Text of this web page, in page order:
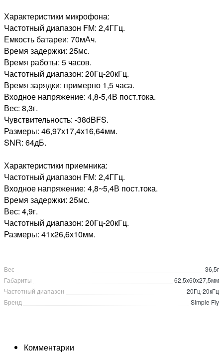
Характеристики микрофона:
Частотный диапазон FM: 2,4ГГц.
Емкость батареи: 70мАч.
Время задержки: 25мс.
Время работы: 5 часов.
Частотный диапазон: 20Гц-20кГц.
Время зарядки: примерно 1,5 часа.
Входное напряжение: 4,8-5,4В пост.тока.
Вес: 8,3г.
Чувствительность: -38dBFS.
Размеры: 46,97х17,4х16,64мм.
SNR: 64дБ.
Характеристики приемника:
Частотный диапазон FM: 2,4ГГц.
Входное напряжение: 4,8~5,4В пост.тока.
Время задержки: 25мс.
Вес: 4,9г.
Частотный диапазон: 20Гц-20кГц.
Размеры: 41х26,6х10мм.
Вес
36,5г
Габариты
62,5х60х27,5мм
Частотный диапазон
20Гц-20кГц
Бренд
Simple Fly
Комментарии